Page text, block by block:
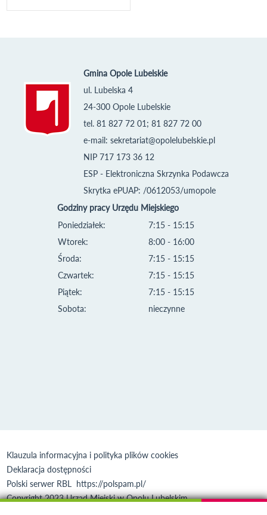
Gmina Opole Lubelskie
ul. Lubelska 4
24-300 Opole Lubelskie
tel. 81 827 72 01; 81 827 72 00
e-mail: sekretariat@opolelubelskie.pl
NIP 717 173 36 12
ESP - Elektroniczna Skrzynka Podawcza
Skrytka ePUAP: /0612053/umopole
Godziny pracy Urzędu Miejskiego
Poniedziałek:
Wtorek:
Środa:
Czwartek:
Piątek:
Sobota:
7:15 - 15:15
8:00 - 16:00
7:15 - 15:15
7:15 - 15:15
7:15 - 15:15
nieczynne
Klauzula informacyjna i polityka plików cookies
Deklaracja dostępności
Polski serwer RBL https://polspam.pl/
Copyright 2023 Urząd Miejski w Opolu Lubelskim